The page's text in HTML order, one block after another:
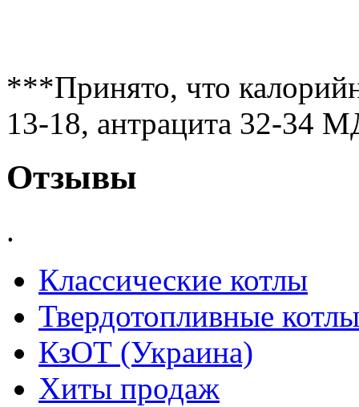
***Принято, что
13-18, антрацита 32-34
Отзывы
.
Классические котлы
Твердотопливные котлы
КзОТ (Украина)
Хиты продаж